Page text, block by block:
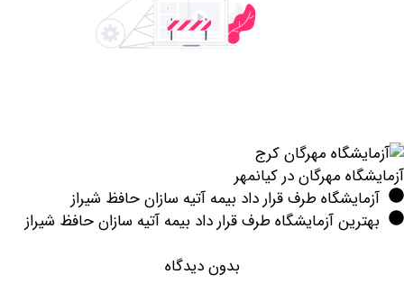
مهرگان در کیانمهر
طرف قرار داد بیمه آتیه سازان حافظ شیراز
آزمایشگاه طرف قرار داد بیمه آتیه سازان حافظ شیراز
بدون دیدگاه